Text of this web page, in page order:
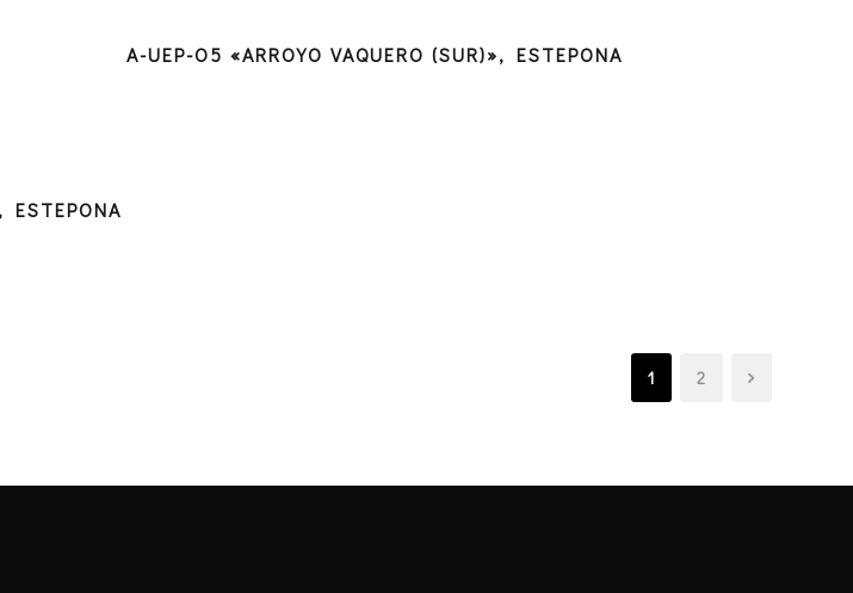
A-UEP-O5 «ARROYO VAQUERO (SUR)», ESTEPONA
1 2